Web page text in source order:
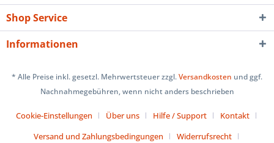
Shop Service
Informationen
* Alle Preise inkl. gesetzl. Mehrwertsteuer zzgl.Versandkosten und ggf.
Nachnahmegebühren, wenn nicht anders beschrieben
Cookie-Einstellungen Über uns Hilfe / Support
Kontakt
Versand und Zahlungsbedingungen
Widerrufsrecht